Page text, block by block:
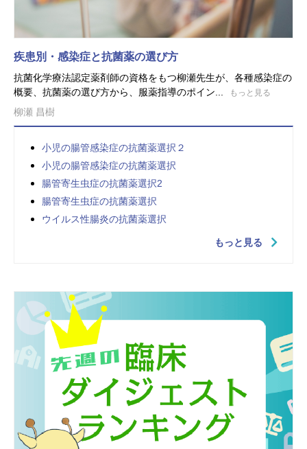
疾患別・感染症と抗菌薬の選び方
抗菌化学療法認定薬剤師の資格をもつ柳瀬先生が、各種感染症の
概要、抗菌薬の選び方から、服薬指導のポイン...
もっと見る
柳瀬 昌樹
小児の腸管感染症の抗菌薬選択２
小児の腸管感染症の抗菌薬選択
腸管寄生虫症の抗菌薬選択2
腸管寄生虫症の抗菌薬選択
ウイルス性腸炎の抗菌薬選択
もっと見る